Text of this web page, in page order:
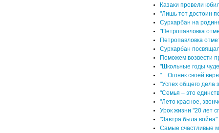
Казаки провели
"Лишь тот достоин
Сурхарбан на
"Петропавловка
Петропавловка
Сурхарбан
Поможем возвести
"Школьные годы
"…Огонек своей
"Успех общего дела
"Семья – это
"Лето красное,
Урок жизни "20 лет
"Завтра была война"
Самые счастливые